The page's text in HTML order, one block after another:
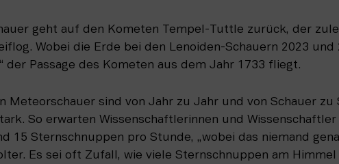
geht auf den Kometen Tempel-Tuttle zurück, der
Wobei die Erde bei den Lenoiden-Schauern 2023 und
der Passage des Kometen aus dem Jahr 1733 fliegt.
Meteorschauer sind von Jahr zu Jahr und von Schauer zu
So erwarten Wissenschaftlerinnen und
15 Sternschnuppen pro Stunde, „wobei das niemand
Es sei oft Zufall, wie viele Sternschnuppen am